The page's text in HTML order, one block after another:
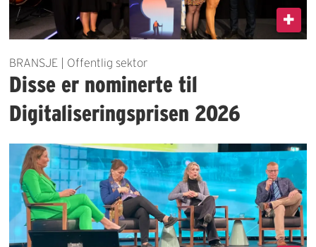
BRANSJE | Offentlig sektor
Disse er nominerte til
Digitaliseringsprisen 2026